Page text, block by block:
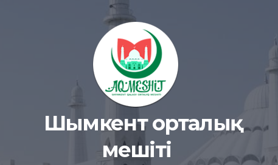
Шымкент орталық
мешіті